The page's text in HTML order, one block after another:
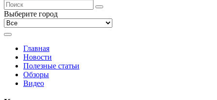
Выберите город
Главная
Новости
Полезные статьи
Обзоры
Видео